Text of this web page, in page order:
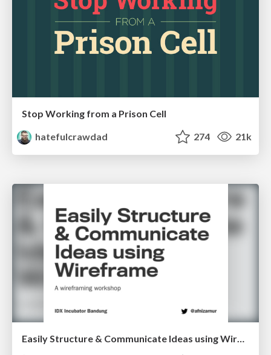
Stop Working from a Prison Cell
hatefulcrawdad
274 21k
Easily Structure & Communicate Ideas using Wireframe